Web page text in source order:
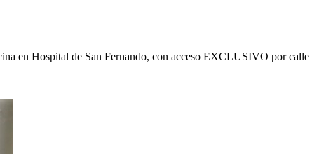
en Hospital de San Fernando, con acceso EXCLUSIVO por calle